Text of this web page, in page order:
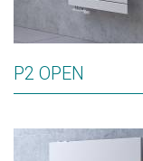
P2 OPEN